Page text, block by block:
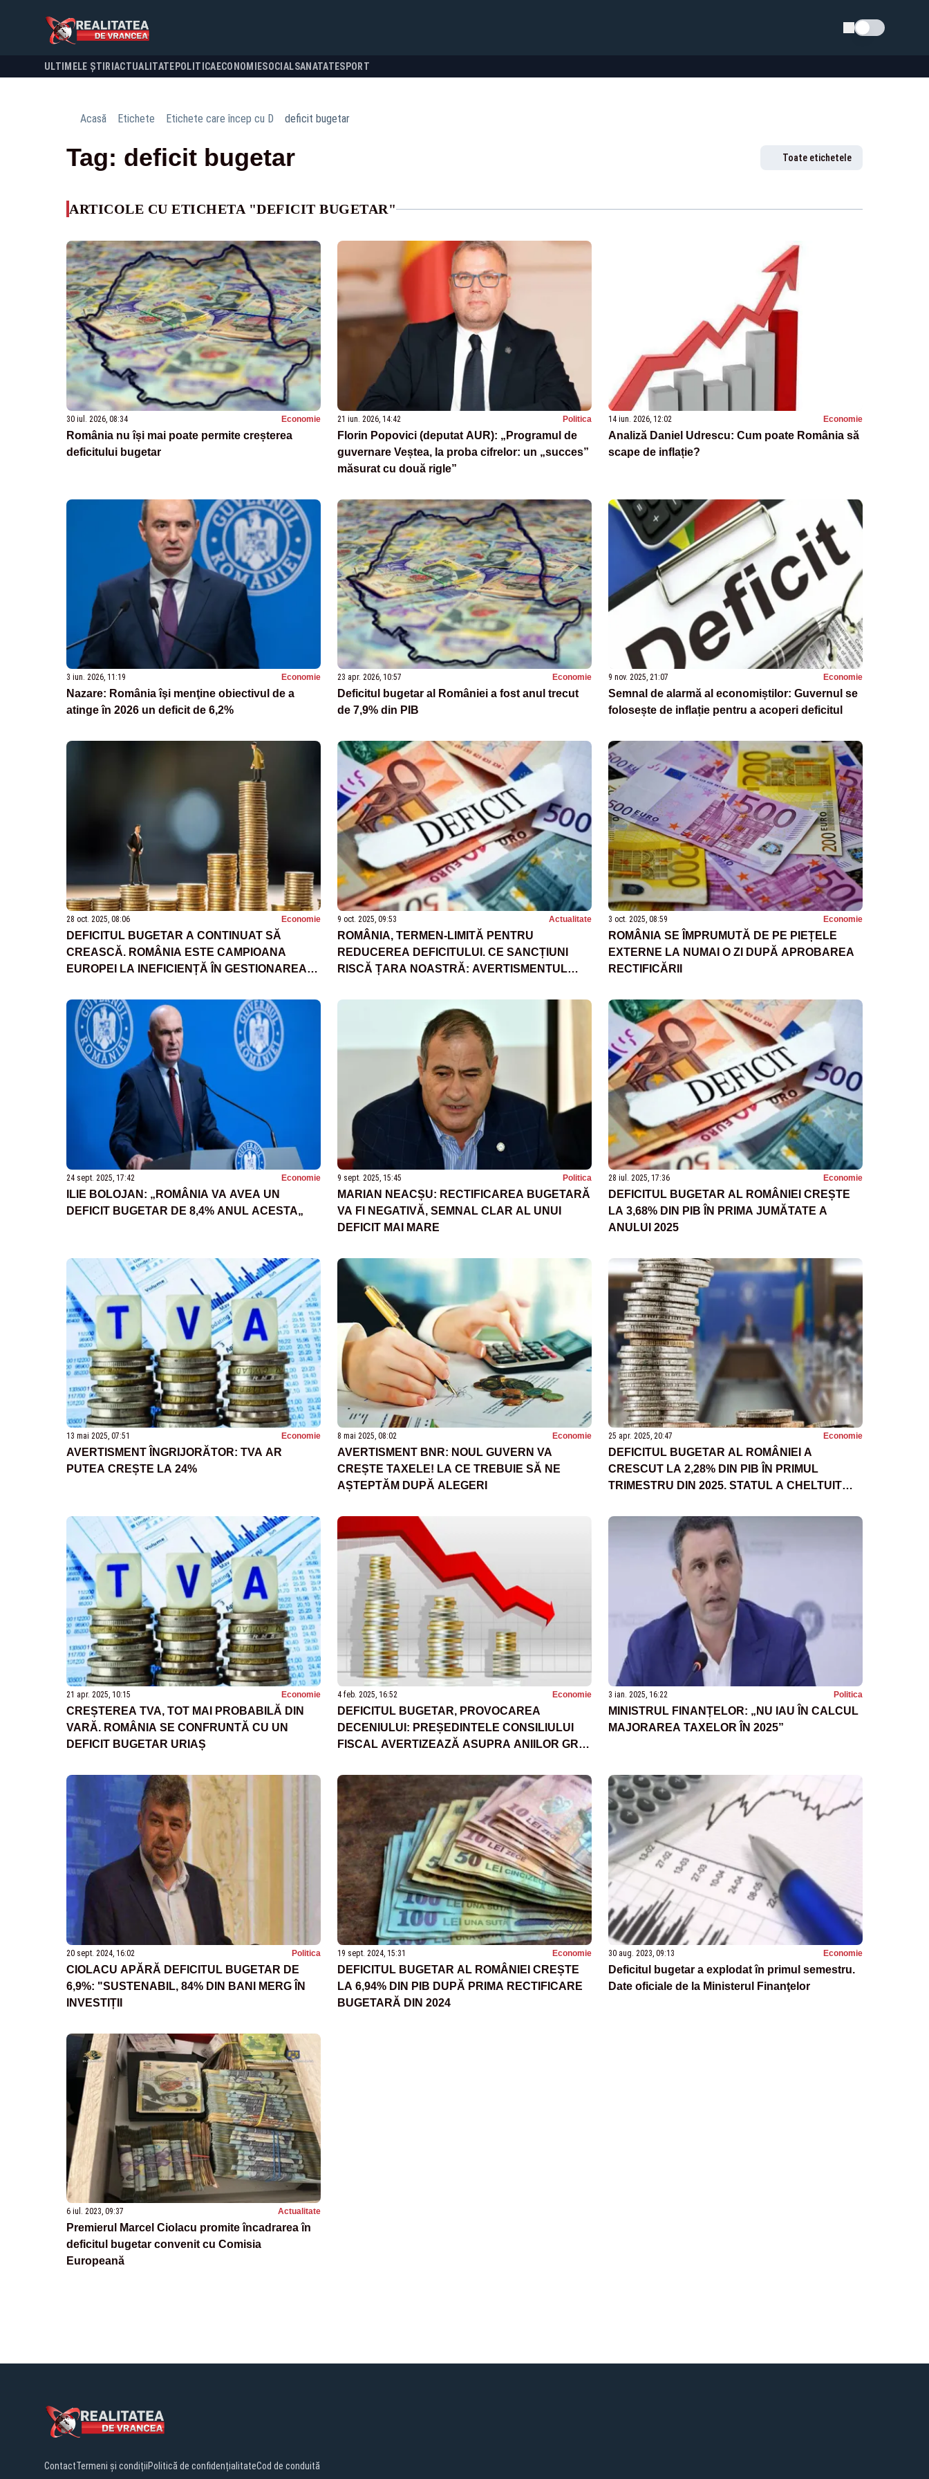
Schimba tema
ULTIMELE ȘTIRI ACTUALITATE POLITICA ECONOMIESOCIALSANATATESPORT
Acasă Etichete Etichete care încep cu D deficit bugetar
Tag: deficit bugetar Toate etichetele
ARTICOLE CU ETICHETA "DEFICIT BUGETAR"
30 iul. 2026, 08:34 Economie
România nu își mai poate permite creșterea
deficitului bugetar
21 iun. 2026, 14:42 Politica
Florin Popovici (deputat AUR): „Programul de
guvernare Veștea, la proba cifrelor: un „succes”
măsurat cu două rigle”
14 iun. 2026, 12:02 Economie
Analiză Daniel Udrescu: Cum poate România să
scape de inflație?
3 iun. 2026, 11:19 Economie
Nazare: România îşi menţine obiectivul de a
atinge în 2026 un deficit de 6,2%
23 apr. 2026, 10:57 Economie
Deficitul bugetar al României a fost anul trecut
de 7,9% din PIB
9 nov. 2025, 21:07 Economie
Semnal de alarmă al economiștilor: Guvernul se
folosește de inflație pentru a acoperi deficitul
28 oct. 2025, 08:06 Economie
DEFICITUL BUGETAR A CONTINUAT SĂ
CREASCĂ. ROMÂNIA ESTE CAMPIOANA
EUROPEI LA INEFICIENȚĂ ÎN GESTIONAREA
9 oct. 2025, 09:53 Actualitate
ROMÂNIA, TERMEN-LIMITĂ PENTRU
REDUCEREA DEFICITULUI. CE SANCȚIUNI
RISCĂ ȚARA NOASTRĂ: AVERTISMENTUL
3 oct. 2025, 08:59 Economie
ROMÂNIA SE ÎMPRUMUTĂ DE PE PIEȚELE
EXTERNE LA NUMAI O ZI DUPĂ APROBAREA
RECTIFICĂRII
24 sept. 2025, 17:42 Economie
ILIE BOLOJAN: „ROMÂNIA VA AVEA UN
DEFICIT BUGETAR DE 8,4% ANUL ACESTA„
9 sept. 2025, 15:45 Politica
MARIAN NEACȘU: RECTIFICAREA BUGETARĂ
VA FI NEGATIVĂ, SEMNAL CLAR AL UNUI
DEFICIT MAI MARE
28 iul. 2025, 17:36 Economie
DEFICITUL BUGETAR AL ROMÂNIEI CREȘTE
LA 3,68% DIN PIB ÎN PRIMA JUMĂTATE A
ANULUI 2025
13 mai 2025, 07:51 Economie
AVERTISMENT ÎNGRIJORĂTOR: TVA AR
PUTEA CREȘTE LA 24%
8 mai 2025, 08:02 Economie
AVERTISMENT BNR: NOUL GUVERN VA
CREȘTE TAXELE! LA CE TREBUIE SĂ NE
AȘTEPTĂM DUPĂ ALEGERI
25 apr. 2025, 20:47 Economie
DEFICITUL BUGETAR AL ROMÂNIEI A
CRESCUT LA 2,28% DIN PIB ÎN PRIMUL
TRIMESTRU DIN 2025. STATUL A CHELTUIT
21 apr. 2025, 10:15 Economie
CREȘTEREA TVA, TOT MAI PROBABILĂ DIN
VARĂ. ROMÂNIA SE CONFRUNTĂ CU UN
DEFICIT BUGETAR URIAȘ
4 feb. 2025, 16:52 Economie
DEFICITUL BUGETAR, PROVOCAREA
DECENIULUI: PREȘEDINTELE CONSILIULUI
FISCAL AVERTIZEAZĂ ASUPRA ANIILOR GREI
LA URECHE, DAR PERICOLUL NU A TRECUT”
3 ian. 2025, 16:22 Politica
MINISTRUL FINANȚELOR: „NU IAU ÎN CALCUL
MAJORAREA TAXELOR ÎN 2025”
20 sept. 2024, 16:02 Politica
CIOLACU APĂRĂ DEFICITUL BUGETAR DE
6,9%: "SUSTENABIL, 84% DIN BANI MERG ÎN
INVESTIȚII
19 sept. 2024, 15:31 Economie
DEFICITUL BUGETAR AL ROMÂNIEI CREȘTE
LA 6,94% DIN PIB DUPĂ PRIMA RECTIFICARE
BUGETARĂ DIN 2024
30 aug. 2023, 09:13 Economie
Deficitul bugetar a explodat în primul semestru.
Date oficiale de la Ministerul Finanţelor
6 iul. 2023, 09:37 Actualitate
Premierul Marcel Ciolacu promite încadrarea în
deficitul bugetar convenit cu Comisia
Europeană
ContactTermeni și condițiiPolitică de confidențialitateCod de conduită